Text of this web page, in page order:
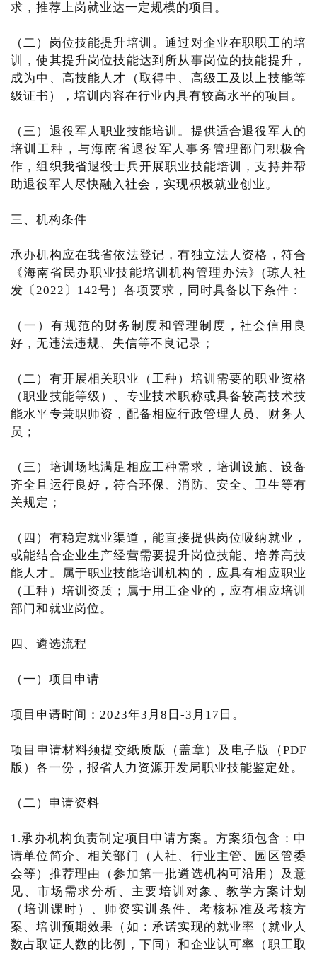
求，推荐上岗就业达一定规模的项目。
（二）岗位技能提升培训。通过对企业在职职工的培
训，使其提升岗位技能达到所从事岗位的技能提升，
成为中、高技能人才（取得中、高级工及以上技能等
级证书），培训内容在行业内具有较高水平的项目。
（三）退役军人职业技能培训。提供适合退役军人的
培训工种，与海南省退役军人事务管理部门积极合
作，组织我省退役士兵开展职业技能培训，支持并帮
助退役军人尽快融入社会，实现积极就业创业。
三、机构条件
承办机构应在我省依法登记，有独立法人资格，符合
《海南省民办职业技能培训机构管理办法》(琼人社
发〔2022〕142号）各项要求，同时具备以下条件：
（一）有规范的财务制度和管理制度，社会信用良
好，无违法违规、失信等不良记录；
（二）有开展相关职业（工种）培训需要的职业资格
（职业技能等级）、专业技术职称或具备较高技术技
能水平专兼职师资，配备相应行政管理人员、财务人
员；
（三）培训场地满足相应工种需求，培训设施、设备
齐全且运行良好，符合环保、消防、安全、卫生等有
关规定；
（四）有稳定就业渠道，能直接提供岗位吸纳就业，
或能结合企业生产经营需要提升岗位技能、培养高技
能人才。属于职业技能培训机构的，应具有相应职业
（工种）培训资质；属于用工企业的，应有相应培训
部门和就业岗位。
四、遴选流程
（一）项目申请
项目申请时间：2023年3月8日-3月17日。
项目申请材料须提交纸质版（盖章）及电子版（PDF
版）各一份，报省人力资源开发局职业技能鉴定处。
（二）申请资料
1.承办机构负责制定项目申请方案。方案须包含：申
请单位简介、相关部门（人社、行业主管、园区管委
会等）推荐理由（参加第一批遴选机构可沿用）及意
见、市场需求分析、主要培训对象、教学方案计划
（培训课时）、师资实训条件、考核标准及考核方
案、培训预期效果（如：承诺实现的就业率（就业人
数占取证人数的比例，下同）和企业认可率（职工取